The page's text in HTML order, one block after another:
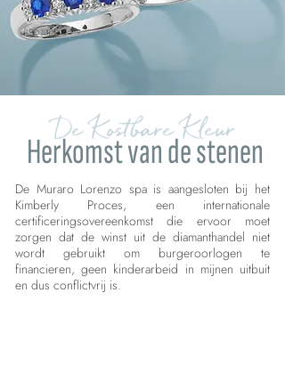
De Kostbare Kleur
Herkomst van de stenen
De Muraro Lorenzo spa is aangesloten bij het
Kimberly Proces, een internationale
certificeringsovereenkomst die ervoor moet
zorgen dat de winst uit de diamanthandel niet
wordt gebruikt om burgeroorlogen te
financieren, geen kinderarbeid in mijnen uitbuit
en dus conflictvrij is.